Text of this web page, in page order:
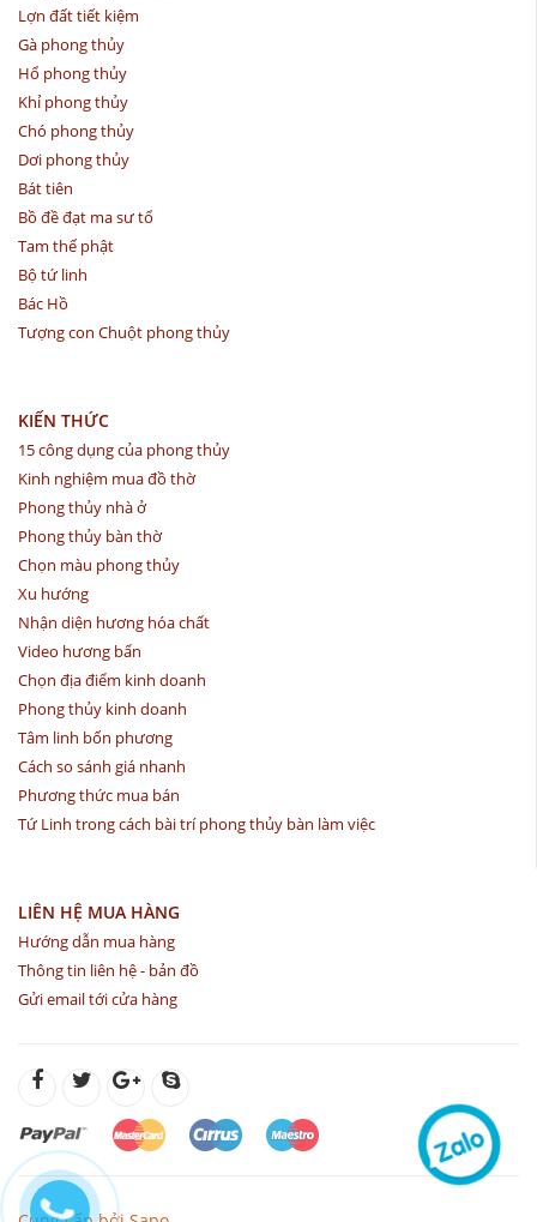
Lợn đất tiết kiệm
Gà phong thủy
Hổ phong thủy
Khỉ phong thủy
Chó phong thủy
Dơi phong thủy
Bát tiên
Bồ đề đạt ma sư tổ
Tam thế phật
Bộ tứ linh
Bác Hồ
Tượng con Chuột phong thủy
KIẾN THỨC
15 công dụng của phong thủy
Kinh nghiệm mua đồ thờ
Phong thủy nhà ở
Phong thủy bàn thờ
Chọn màu phong thủy
Xu hướng
Nhận diện hương hóa chất
Video hương bẩn
Chọn địa điểm kinh doanh
Phong thủy kinh doanh
Tâm linh bốn phương
Cách so sánh giá nhanh
Phương thức mua bán
Tứ Linh trong cách bài trí phong thủy bàn làm việc
LIÊN HỆ MUA HÀNG
Hướng dẫn mua hàng
Thông tin liên hệ - bản đồ
Gửi email tới cửa hàng